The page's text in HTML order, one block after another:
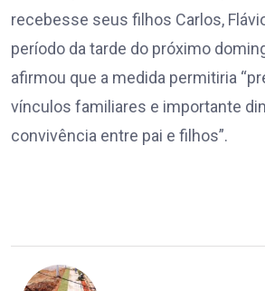
recebesse seus filhos Carlos,
período da tarde do próximo
afirmou que a medida permitiria
vínculos familiares e importante
convivência entre pai e filhos”.